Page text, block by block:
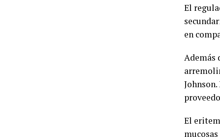
El
en
Además
El